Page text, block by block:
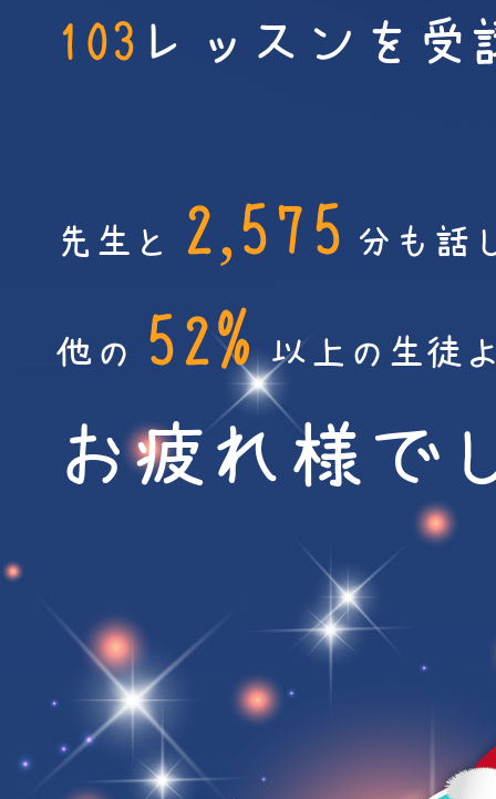
103 レッスンを受
先生と 2,575 分も話
他の 52% 以上の生徒
お疲れ様で